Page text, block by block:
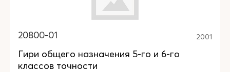
20800-01 2001
Гири общего назначения 5-го и 6-го
классов точности